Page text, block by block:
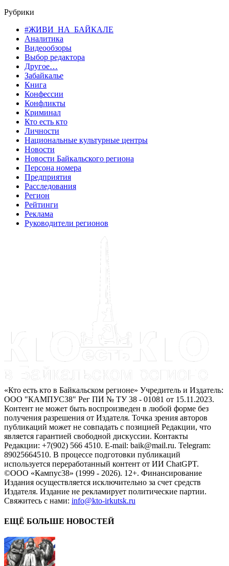
Рубрики
#ЖИВИ_НА_БАЙКАЛЕ
Аналитика
Видеообзоры
Выбор редактора
Другое…
Забайкалье
Книга
Конфессии
Конфликты
Криминал
Кто есть кто
Личности
Национальные культурные центры
Новости
Новости Байкальского региона
Персона номера
Предприятия
Расследования
Регион
Рейтинги
Реклама
Руководители регионов
«Кто есть кто в Байкальском регионе» Учредитель и Издатель:
ООО "КАМПУС38" Рег ПИ № ТУ 38 - 01081 от 15.11.2023.
Контент не может быть воспроизведен в любой форме без
получения разрешения от Издателя. Точка зрения авторов
публикаций может не совпадать с позицией Редакции, что
является гарантией свободной дискуссии. Контакты
Редакции: +7(902) 566 4510. E-mail: baik@mail.ru. Telegram:
89025664510. В процессе подготовки публикаций
используется переработанный контент от ИИ ChatGPT.
©ООО «Кампус38» (1999 - 2026). 12+. Финансирование
Издания осуществляется исключительно за счет средств
Издателя. Издание не рекламирует политические партии.
Свяжитесь с нами: info@kto-irkutsk.ru
ЕЩЁ БОЛЬШЕ НОВОСТЕЙ